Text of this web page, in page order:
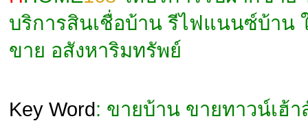
บริการสินเชื่อบ้าน รีไฟแนนซ์บ้าน
ขาย อสังหาริมทรัพย์
Key Word: ขายบ้าน ขายทาวน์เฮ้